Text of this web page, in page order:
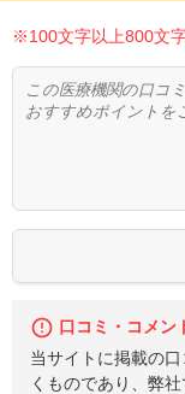
※100文字以上800文
口コミ・コメン
当サイトに掲載の
くものであり、弊